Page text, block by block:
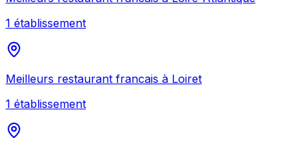
1 établissement
Meilleurs restaurant francais à Loiret
1 établissement